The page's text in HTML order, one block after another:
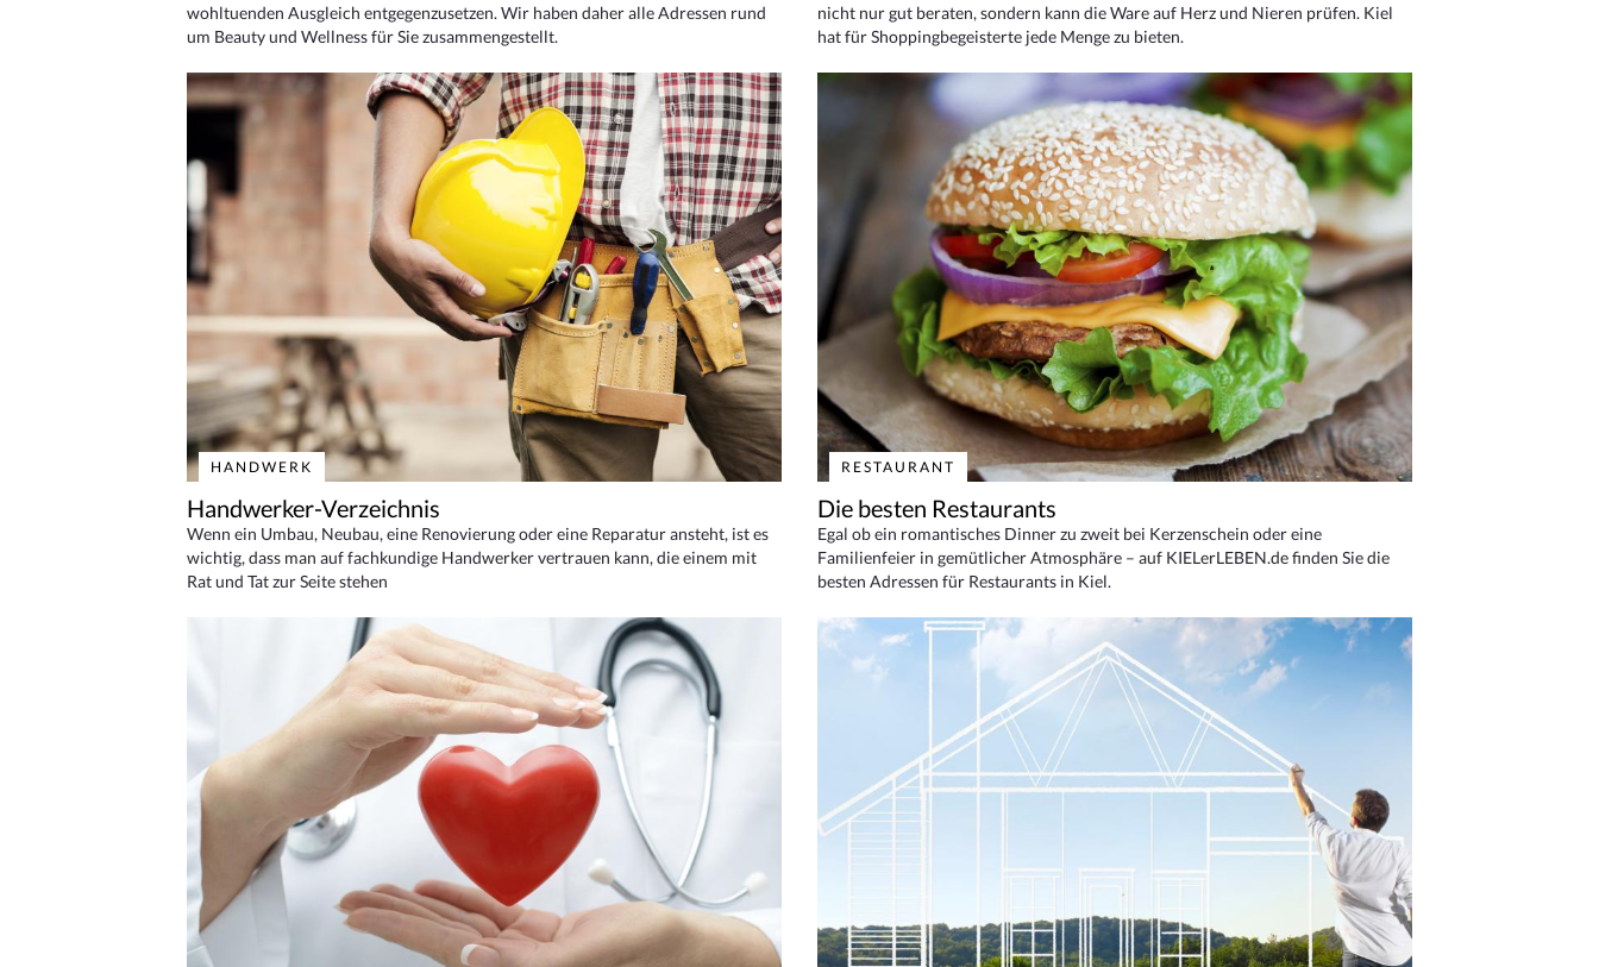
wohltuenden Ausgleich entgegenzusetzen. Wir haben daher alle Adressen rund
um Beauty und Wellness für Sie zusammengestellt.
nicht nur gut beraten, sondern kann die Ware auf Herz und Nieren prüfen. Kiel
hat für Shoppingbegeisterte jede Menge zu bieten.
HANDWERK
Handwerker-Verzeichnis
Wenn ein Umbau, Neubau, eine Renovierung oder eine Reparatur ansteht, ist es
wichtig, dass man auf fachkundige Handwerker vertrauen kann, die einem mit
Rat und Tat zur Seite stehen
RESTAURANT
Die besten Restaurants
Egal ob ein romantisches Dinner zu zweit bei Kerzenschein oder eine
Familienfeier in gemütlicher Atmosphäre – auf KIELerLEBEN.de finden Sie die
besten Adressen für Restaurants in Kiel.